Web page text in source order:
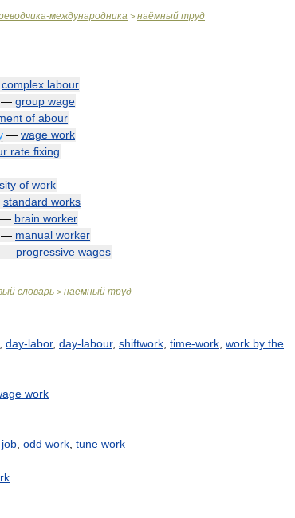
-международника > наёмный труд
complex labour
— group wage
of abour
— wage work
rate fixing
of work
standard works
— brain worker
— manual worker
— progressive wages
словарь > наемный труд
day-labor, day-labour, shiftwork time-work work by the
work
job odd work tune work